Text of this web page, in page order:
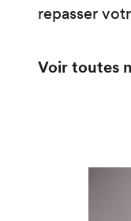
repasser
Voir toutes